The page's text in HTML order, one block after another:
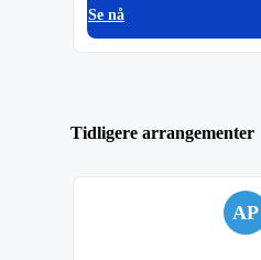
Se nå
Tidligere arrangementer
AP